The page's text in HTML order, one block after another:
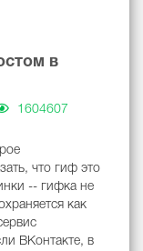
в
1604607
что гиф это
-- гифка не
как
ВКонтакте, в